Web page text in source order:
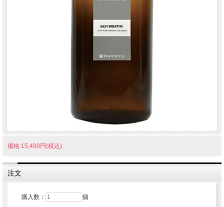
価格:15,400円(税込)
注文
購入数： 個